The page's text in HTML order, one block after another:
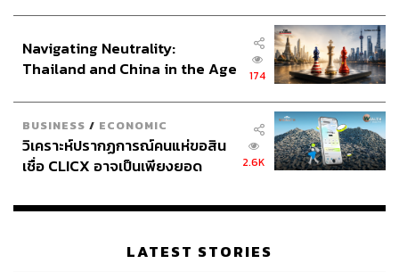
118
สมศักดิ์ จันทวิชชประภา
หลงใหลในความตื่นเต้นของกีฬาและความ
สงบของการอ่านหนังสือเงียบๆ
Navigating Neutrality:
Thailand and China in the Age
174
BUSINESS / ECONOMIC
วิเคราะห์ปรากฏการณ์คนแห่ขอสิน
เชื่อ CLICX อาจเป็นเพียงยอด
เรือนไทยที่ถูกซุกไว้
2.6K
LATEST STORIES